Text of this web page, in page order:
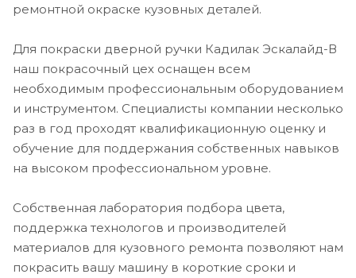
ремонтной окраске кузовных деталей.
Для покраски дверной ручки Кадилак Эскалайд-В
наш покрасочный цех оснащен всем
необходимым профессиональным оборудованием
и инструментом. Специалисты компании несколько
раз в год проходят квалификационную оценку и
обучение для поддержания собственных навыков
на высоком профессиональном уровне.
Собственная лаборатория подбора цвета,
поддержка технологов и производителей
материалов для кузовного ремонта позволяют нам
покрасить вашу машину в короткие сроки и